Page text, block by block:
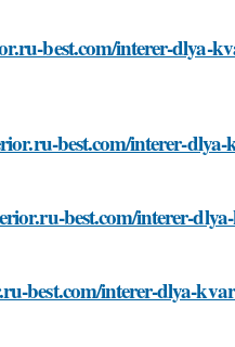
best.com/interer-dlya-
best.com/interer-
best.com/interer-
best.com/interer-dlya-